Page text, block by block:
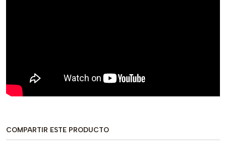
COMPARTIR ESTE PRODUCTO